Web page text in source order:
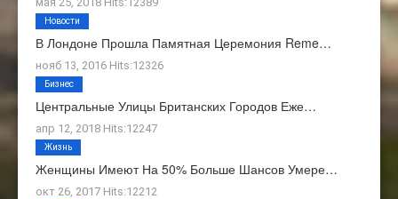
В Лондоне Прошла Памятная Церемония Reme…
нояб 13, 2016 Hits:12326
Новости
Центральные Улицы Британских Городов Еже…
апр 12, 2018 Hits:12247
Бизнес
Женщины Имеют На 50% Больше Шансов Умере…
окт 26, 2017 Hits:12212
Жизнь